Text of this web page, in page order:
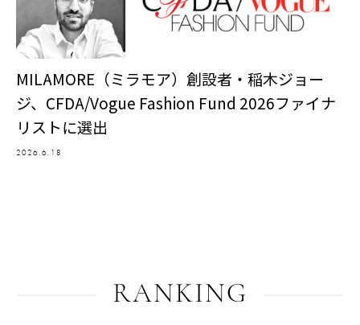
MILAMORE（ミラモア）創設者・稲木ジョー
ジ、CFDA/Vogue Fashion Fund 2026ファイナ
リストに選出
2026.6.18
RANKING